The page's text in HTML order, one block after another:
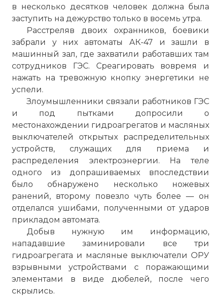
в несколько десятков человек должна была
заступить на дежурство только в восемь утра.
Расстреляв двоих охранников, боевики
забрали у них автоматы АК-47 и зашли в
машинный зал, где захватили работавших там
сотрудников ГЭС. Среагировать вовремя и
нажать на тревожную кнопку энергетики не
успели.
Злоумышленники связали работников ГЭС
и под пытками допросили о
местонахождении гидроагрегатов и масляных
выключателей открытых распределительных
устройств, служащих для приема и
распределения электроэнергии. На теле
одного из допрашиваемых впоследствии
было обнаружено несколько ножевых
ранений, второму повезло чуть более — он
отделался ушибами, полученными от ударов
прикладом автомата.
Добыв нужную им информацию,
нападавшие заминировали все три
гидроагрегата и масляные выключатели ОРУ
взрывными устройствами с поражающими
элементами в виде дюбелей, после чего
скрылись.